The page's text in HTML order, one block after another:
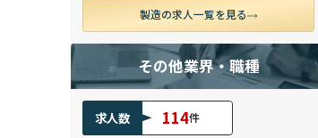
製造の求人一覧を見る
その他業界・職種
求人数 114件